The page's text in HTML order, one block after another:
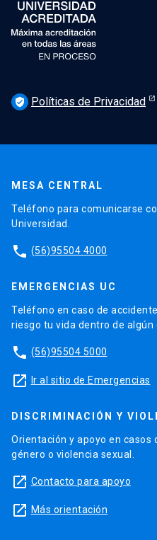
verified_user Políticas de Privacidad
MESA CENTRAL
Teléfono para comunicarse
Universidad.
phone (56)95504 4000
EMERGENCIAS UC
Teléfono en caso de
riesgo tu vida dentro de algún
phone (56)95504 5000
launch Ir al sitio de Emergencias
DISCRIMINACIÓN Y
Orientación y apoyo en casos
género o violencia sexual.
launch Contacto para apoyo
launch Más orientación